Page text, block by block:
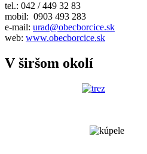
tel.: 042 / 449 32 83
mobil: 0903 493 283
e-mail: urad@obecborcice.sk
web: www.obecborcice.sk
V širšom okolí